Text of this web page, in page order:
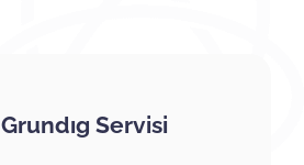
Grundıg Servisi